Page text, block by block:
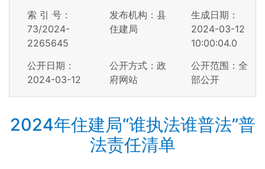
索 引 号：
73/2024-
2265645
发布机构：县
住建局
生成日期：
2024-03-12
10:00:04.0
公开日期：
2024-03-12
公开方式：政
府网站
公开范围：全
部公开
2024年住建局“谁执法谁普法”普
法责任清单